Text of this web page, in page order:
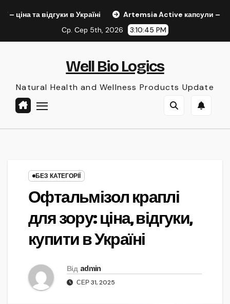
в Україні
Artemsia Active капсули – натуральні
Ср. Сер 5th, 2026
3:10:47 PM
Well Bio Logics
Natural Health and Wellness Products Update
БЕЗ КАТЕГОРІЇ
Офтальмізол краплі
для зору: ціна, відгуки,
купити в Україні
Від admin
СЕР 31, 2025